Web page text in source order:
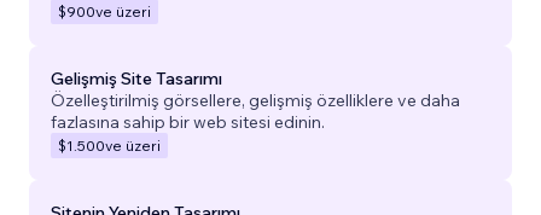
$900ve üzeri
Gelişmiş Site Tasarımı
Özelleştirilmiş görsellere, gelişmiş özelliklere ve daha
fazlasına sahip bir web sitesi edinin.
$1.500ve üzeri